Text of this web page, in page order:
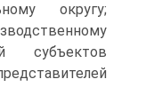
округу;
субъектов